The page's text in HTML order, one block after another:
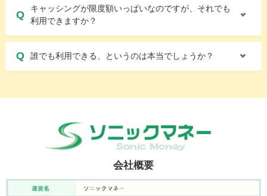
キャッシングが限度額いっぱいなのですが、それでも
利用できますか？
誰でも利用できる、というのは本当でしょうか？
会社概要